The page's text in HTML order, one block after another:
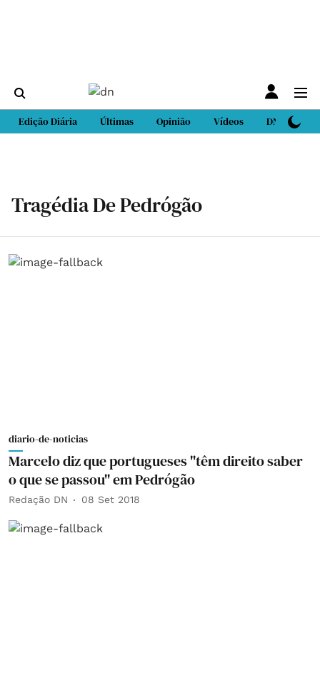
Edição Diária Últimas Opinião Vídeos DN Sport
Tragédia De Pedrógão
diario-de-noticias
Marcelo diz que portugueses "têm direito saber
o que se passou" em Pedrógão
Redação DN 08 Set 2018